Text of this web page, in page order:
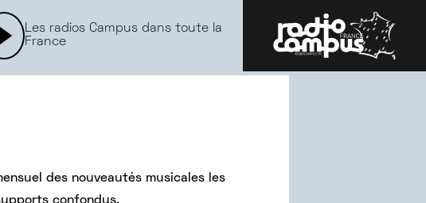
Les radios Campus dans toute la
France
des nouveautés musicales les
confondus.